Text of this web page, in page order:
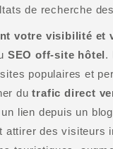
de recherche
votre visibilité et
SEO off-site hôtel.
populaires et
dutrafic direct
lien depuis un
attirer des visiteurs